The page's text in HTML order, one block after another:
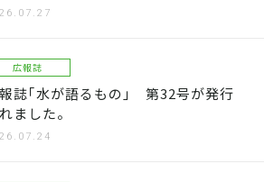
広報誌
誌｢水が語るもの｣ 第32号が発行
ました。